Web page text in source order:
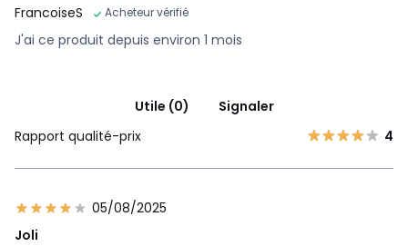
FrancoiseS
Acheteur vérifié
J'ai ce produit depuis environ 1 mois
Utile (0)
Signaler
Rapport qualité-prix
4
05/08/2025
Joli